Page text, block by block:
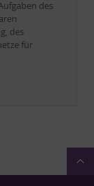
des
des
für